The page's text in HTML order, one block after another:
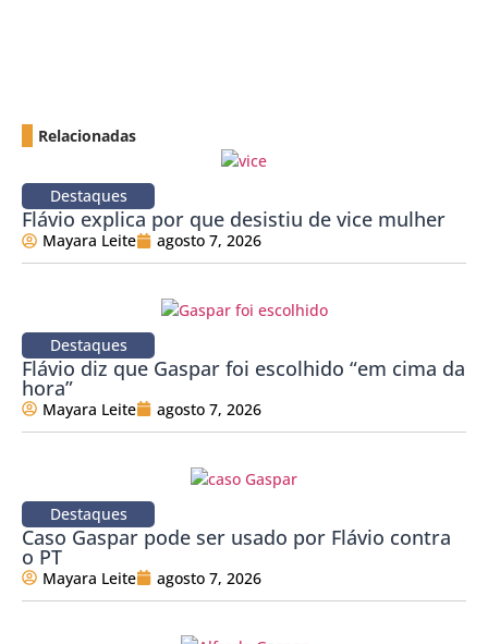
Relacionadas
Destaques
Flávio explica por que desistiu de vice mulher
Mayara Leite agosto 7, 2026
Destaques
Flávio diz que Gaspar foi escolhido “em cima da
hora”
Mayara Leite agosto 7, 2026
Destaques
Caso Gaspar pode ser usado por Flávio contra
o PT
Mayara Leite agosto 7, 2026